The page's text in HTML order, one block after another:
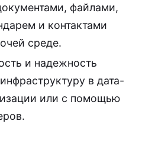
файлами,
и контактами
среде.
и надежность
в дата-
или с помощью